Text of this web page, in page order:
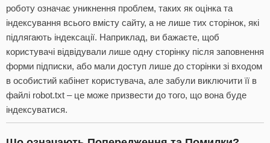
роботу означає уникнення проблем, таких як оцінка та
індексування всього вмісту сайту, а не лише тих сторінок, які
підлягають індексації. Наприклад, ви бажаєте, щоб
користувачі відвідували лише одну сторінку після заповнення
форми підписки, або мали доступ лише до сторінки зі входом
в особистий кабінет користувача, але забули виключити її в
файлі robot.txt – це може призвести до того, що вона буде
індексуватися.